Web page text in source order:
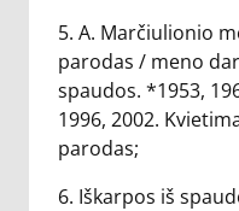
5. A. Marčiulionio
parodas / meno
spaudos. *1953,
1996, 2002.
parodas;
6. Iškarpos iš